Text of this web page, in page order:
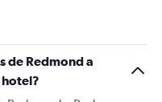
de Redmond a
hotel?